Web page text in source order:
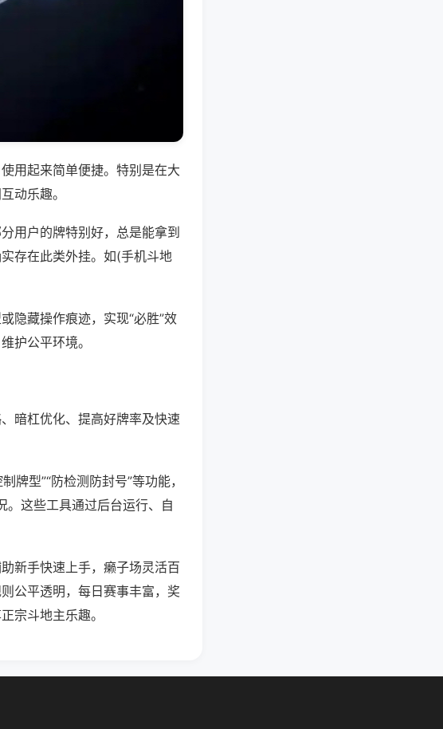
用起来简单便捷。特别是在大
动乐趣。
用户的牌特别好，总是能拿到
存在此类外挂。如(手机斗地
隐藏操作痕迹，实现“必胜”效
护公平环境。
暗杠优化、提高好牌率及快速
牌型”“防检测防封号”等功能，
。这些工具通过后台运行、自
新手快速上手，癞子场灵活百
公平透明，每日赛事丰富，奖
宗斗地主乐趣。